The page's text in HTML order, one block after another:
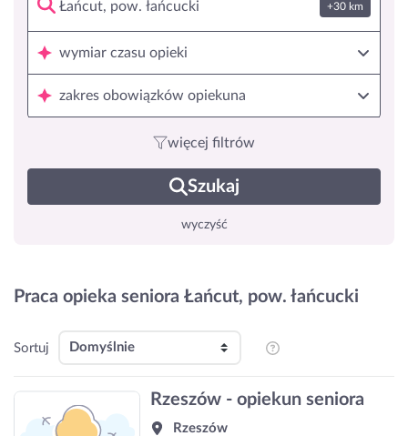
+30 km
wymiar czasu opieki
zakres obowiązków opiekuna
więcej filtrów
Szukaj
wyczyść
Praca opieka seniora Łańcut, pow. łańcucki
Sortuj
Rzeszów - opiekun seniora
Rzeszów